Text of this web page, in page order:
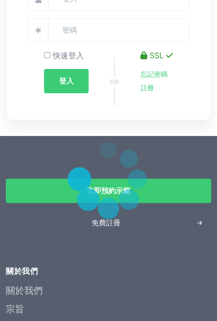
快速登入
登入
SSL
忘記密碼
註冊
立即預約示範
免費註冊
關於我們
關於我們
宗旨